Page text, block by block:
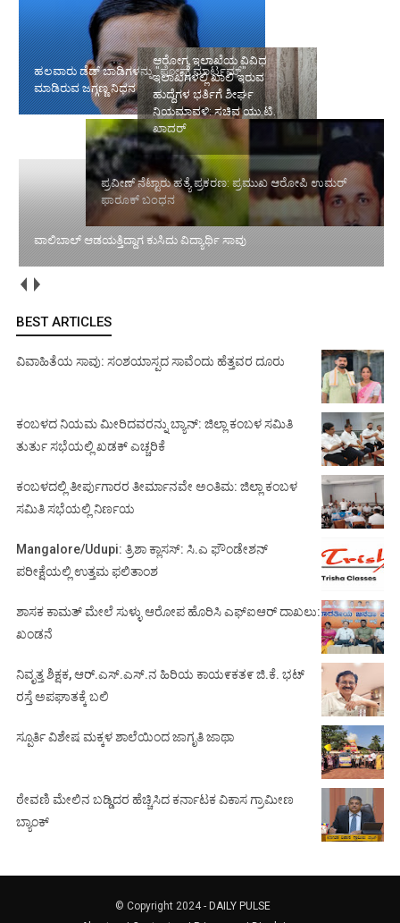
ಹಲವಾರು ಡೆಡ್ ಬಾಡಿಗಳನ್ನು "ಪೋಸ್ಟ್ ಮಾರ್ಟಮ್" ಮಾಡಿರುವ ಜಗ್ಗಣ್ಣ ನಿಧನ
ಆರೋಗ್ಯ ಇಲಾಖೆಯ ವಿವಿಧ
ಇಲಾಖೆಗಳಲ್ಲಿ ಖಾಲಿ ಇರುವ
ಹುದ್ದೆಗಳ ಭರ್ತಿಗೆ ಶೀರ್ಘ
ನಿಯಮಾವಳಿ: ಸಚಿವ ಯು.ಟಿ.
ಪ್ರವೀಣ್ ನೆಟ್ಟಾರು ಹತ್ಯೆ ಪ್ರಕರಣ:
ಪ್ರಮುಖ ಆರೋಪಿ ಉಮರ್
ಫಾರೂಕ್ ಬಂಧನ
ವಾಲಿಬಾಲ್ ಆಡಯತ್ತಿದ್ದಾಗ ಕುಸಿದು ವಿದ್ಯಾರ್ಥಿ ಸಾವು
BEST ARTICLES
ವಿವಾಹಿತೆಯ ಸಾವು: ಸಂಶಯಾಸ್ಪದ ಸಾವೆಂದು ಹೆತ್ತವರ ದೂರು
ಕಂಬಳದ ನಿಯಮ ಮೀರಿದವರನ್ನು ಬ್ಯಾನ್: ಜಿಲ್ಲಾ ಕಂಬಳ ಸಮಿತಿ
ತುರ್ತು ಸಭೆಯಲ್ಲಿ ಖಡಕ್ ಎಚ್ಚರಿಕೆ
ಕಂಬಳದಲ್ಲಿ ತೀರ್ಪುಗಾರರ ತೀರ್ಮಾನವೇ ಅಂತಿಮ: ಜಿಲ್ಲಾ ಕಂಬಳ
ಸಮಿತಿ ಸಭೆಯಲ್ಲಿ ನಿರ್ಣಯ
Mangalore/Udupi: ತ್ರಿಶಾ ಕ್ಲಾಸಸ್: ಸಿ.ಎ ಫೌಂಡೇಶನ್
ಪರೀಕ್ಷೆಯಲ್ಲಿ ಉತ್ತಮ ಫಲಿತಾಂಶ
ಶಾಸಕ ಕಾಮತ್ ಮೇಲೆ ಸುಳ್ಳು ಆರೋಪ ಹೊರಿಸಿ ಎಫ್‌ಐಆರ್ ದಾಖಲು:
ಖಂಡನೆ
ನಿವೃತ್ತ ಶಿಕ್ಷಕ, ಆರ್.ಎಸ್.ಎಸ್.ನ ಹಿರಿಯ ಕಾಯ೯ಕತ೯ ಜಿ.ಕೆ. ಭಟ್
ರಸ್ತೆ ಅಪಘಾತಕ್ಕೆ ಬಲಿ
ಸ್ಪೂರ್ತಿ ವಿಶೇಷ ಮಕ್ಕಳ ಶಾಲೆಯಿಂದ ಜಾಗೃತಿ ಜಾಥಾ
ಠೇವಣಿ ಮೇಲಿನ ಬಡ್ಡಿದರ ಹೆಚ್ಚಿಸಿದ ಕರ್ನಾಟಕ ವಿಕಾಸ ಗ್ರಾಮೀಣ
ಬ್ಯಾಂಕ್
© Copyright 2024 - DAILY PULSE